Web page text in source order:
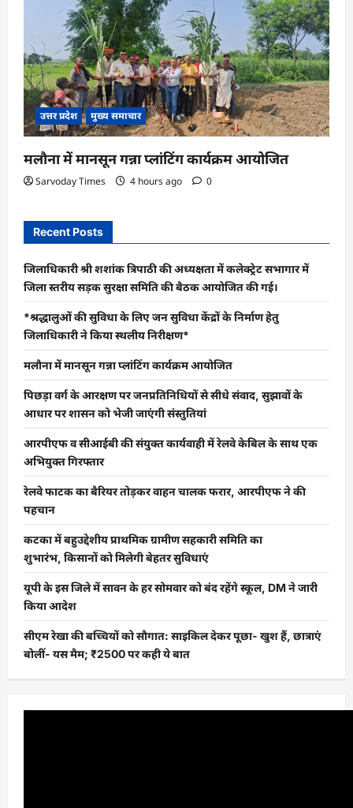
उत्तर प्रदेश मुख्य समाचार
मलौना में मानसून गन्ना प्लांटिंग कार्यक्रम आयोजित
Sarvoday Times 4 hours ago 0
Recent Posts
जिलाधिकारी श्री शशांक त्रिपाठी की अध्यक्षता में कलेक्ट्रेट सभागार में
जिला स्तरीय सड़क सुरक्षा समिति की बैठक आयोजित की गई।
*श्रद्धालुओं की सुविधा के लिए जन सुविधा केंद्रों के निर्माण हेतु
जिलाधिकारी ने किया स्थलीय निरीक्षण*
मलौना में मानसून गन्ना प्लांटिंग कार्यक्रम आयोजित
पिछड़ा वर्ग के आरक्षण पर जनप्रतिनिधियों से सीधे संवाद, सुझावों के
आधार पर शासन को भेजी जाएंगी संस्तुतियां
आरपीएफ व सीआईबी की संयुक्त कार्यवाही में रेलवे केबिल के साथ एक
अभियुक्त गिरफ्तार
रेलवे फाटक का बैरियर तोड़कर वाहन चालक फरार, आरपीएफ ने की
पहचान
कटका में बहुउद्देशीय प्राथमिक ग्रामीण सहकारी समिति का
शुभारंभ, किसानों को मिलेगी बेहतर सुविधाएं
यूपी के इस जिले में सावन के हर सोमवार को बंद रहेंगे स्कूल, DM ने जारी
किया आदेश
सीएम रेखा की बच्चियों को सौगात: साइकिल देकर पूछा- खुश हैं, छात्राएं
बोलीं- यस मैम; ₹2500 पर कही ये बात